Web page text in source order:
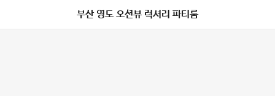
부산 영도 오션뷰 럭셔리 파티룸